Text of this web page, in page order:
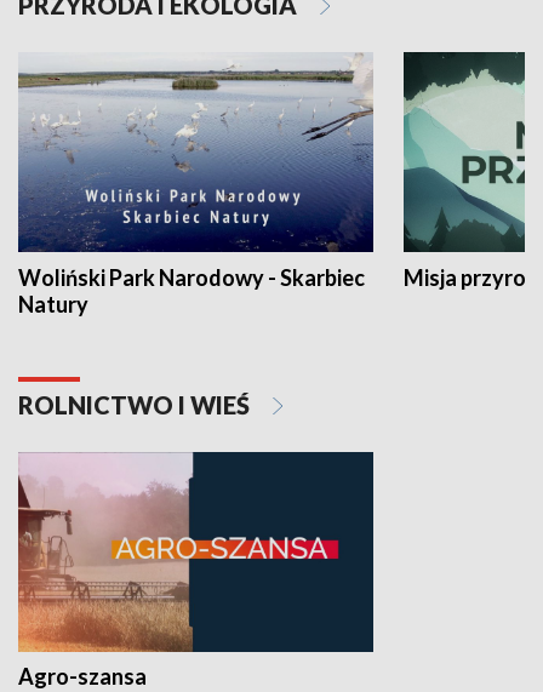
Woliński Park Narodowy - Skarbiec
Natury
Misja
ROLNICTWO I WIEŚ
Agro-szansa